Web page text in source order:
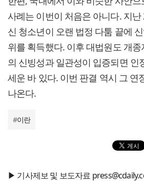
사례는 이번이 처음은 아니다. 지
신 청소년이 오랜 법정 다툼 끝에
위를 획득했다. 이후 대법원도 개
의 신빙성과 일관성이 입증되면 인
세운 바 있다. 이번 판결 역시 그 연
나온다.
#이란
▶ 기사제보 및 보도자료